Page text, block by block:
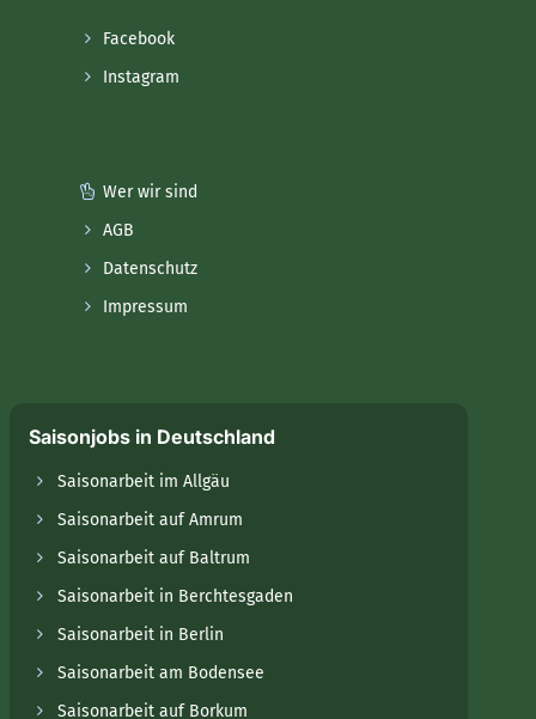
Facebook
Instagram
Wer wir sind
AGB
Datenschutz
Impressum
Saisonjobs in Deutschland
Saisonarbeit im Allgäu
Saisonarbeit auf Amrum
Saisonarbeit auf Baltrum
Saisonarbeit in Berchtesgaden
Saisonarbeit in Berlin
Saisonarbeit am Bodensee
Saisonarbeit auf Borkum